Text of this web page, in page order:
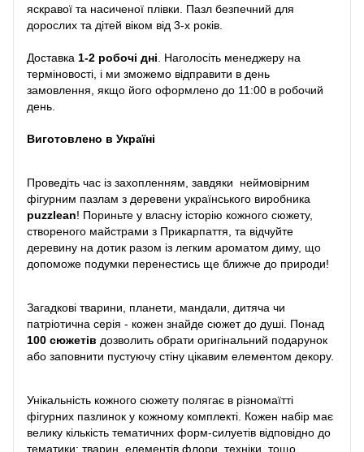
яскравої та насиченої плівки. Пазл безпечний для
дорослих та дітей віком від 3-х років.
Доставка 1-2 робочі дні . Наголосіть менеджеру на
терміновості, і ми зможемо відправити в день
замовлення, якщо його оформлено до 11:00 в робочий
день.
Виготовлено в Україні
Проведіть час із захопленням, завдяки неймовірним
фігурним пазлам з деревени українського виробника
puzzlean! Пориньте у власну історію кожного сюжету,
створеного майстрами з Прикарпаття, та відчуйте
деревину на дотик разом із легким ароматом диму, що
допоможе подумки перенестись ще ближче до природи!
Загадкові тварини, планети, мандали, дитяча чи
патріотична серія - кожен знайде сюжет до душі. Понад
100 сюжетів дозволить обрати оригінальний подарунок
або заповнити пустуючу стіну цікавим елементом декору.
Унікальність кожного сюжету полягає в різномаїтті
фігурних пазлинок у кожному комплекті. Кожен набір має
велику кількість тематичних форм-силуетів відповідно до
тематики: тварин, елементів флори, техніки, тощо.